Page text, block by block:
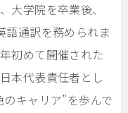
大学院を卒業後、
語通訳を務められま
初めて開催された
本代表責任者とし
キャリア”を歩んで